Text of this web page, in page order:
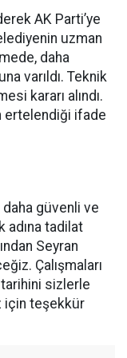
AK Parti’ye
uzman
daha
varıldı. Teknik
kararı alındı.
ertelendiği ifade
güvenli ve
adına tadilat
Seyran
Çalışmaları
tarihini sizlerle
için teşekkür